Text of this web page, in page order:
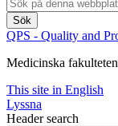
QPS - Quality and
Medicinska
This site in English
Lyssna
Header search